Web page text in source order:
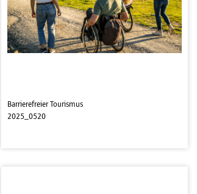
Barrierefreier Tourismus
2025_0520